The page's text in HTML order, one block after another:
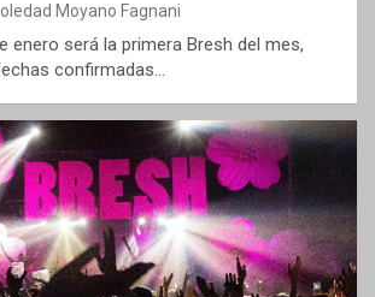
Moyano Fagnani
enero será la primera Bresh del mes,
confirmadas…